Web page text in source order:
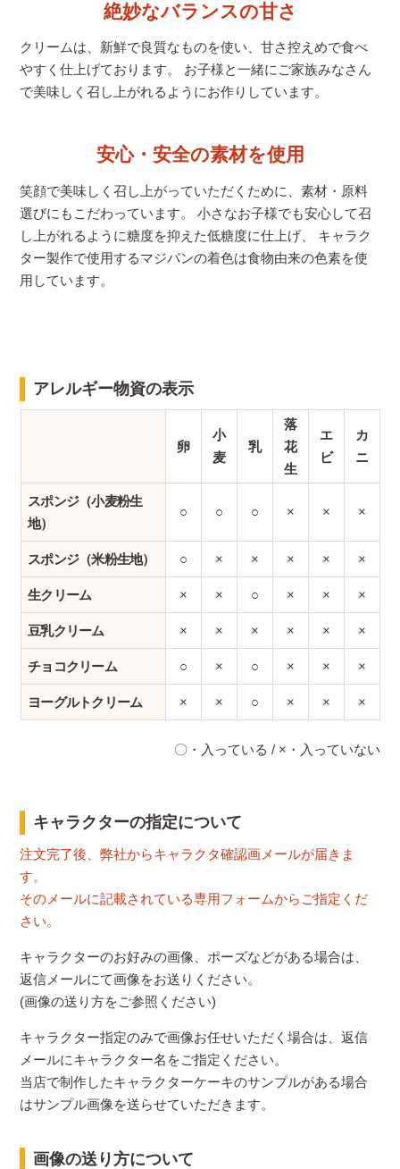
絶妙なバランスの甘さ
クリームは、新鮮で良質なものを使い、甘さ控えめで食べ
やすく仕上げております。 お子様と一緒にご家族みなさん
で美味しく召し上がれるようにお作りしています。
安心・安全の素材を使用
笑顔で美味しく召し上がっていただくために、素材・原料
選びにもこだわっています。 小さなお子様でも安心して召
し上がれるように糖度を抑えた低糖度に仕上げ、 キャラク
ター製作で使用するマジパンの着色は食物由来の色素を使
用しています。
アレルギー物資の表示
卵
小
麦
乳
落
花
生
エ
ビ
カ
ニ
スポンジ（小麦粉生
地）
○ ○ ○ × × ×
スポンジ（米粉生地） ○ × × × × ×
生クリーム × × ○ × × ×
豆乳クリーム × × × × × ×
チョコクリーム ○ × ○ × × ×
ヨーグルトクリーム × × ○ × × ×
〇・入っている / ×・入っていない
キャラクターの指定について
注文完了後、弊社からキャラクタ確認画メールが届きま
す。
そのメールに記載されている専用フォームからご指定くだ
さい。
キャラクターのお好みの画像、ポーズなどがある場合は、
返信メールにて画像をお送りください。
(画像の送り方をご参照ください)
キャラクター指定のみで画像お任せいただく場合は、返信
メールにキャラクター名をご指定ください。
当店で制作したキャラクターケーキのサンプルがある場合
はサンプル画像を送らせていただきます。
画像の送り方について